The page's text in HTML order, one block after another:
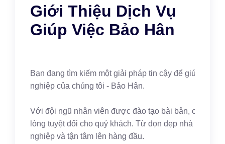
Giới Thiệu Dịch Vụ
Giúp Việc Bảo Hân
Bạn đang tìm kiếm một giải pháp tin cậy để giúp
nghiệp của chúng tôi - Bảo Hân.
Với đội ngũ nhân viên được đào tạo bài bản, có kinh
lòng tuyệt đối cho quý khách. Từ dọn dẹp nhà cửa,
nghiệp và tận tâm lên hàng đầu.